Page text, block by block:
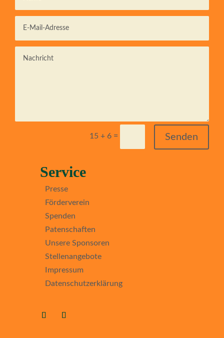
15 + 6 = Senden
Service
Presse
Förderverein
Spenden
Patenschaften
Unsere Sponsoren
Stellenangebote
Impressum
Datenschutzerklärung